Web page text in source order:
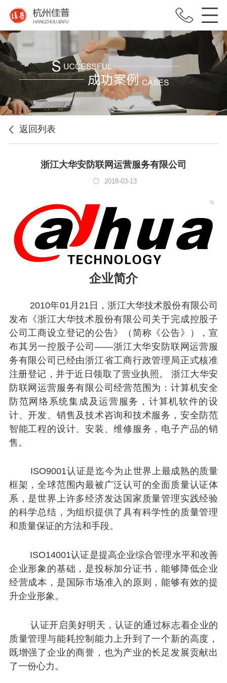
返回列表
浙江大华安防联网运营服务有限公司
2018-03-13
企业简介
2010年01月21日，浙江大华技术股份有限公司
发布《浙江大华技术股份有限公司关于完成控股子
公司工商设立登记的公告》（简称《公告》），宣
布其另一控股子公司——浙江大华安防联网运营服
务有限公司已经由浙江省工商行政管理局正式核准
注册登记，并于近日领取了营业执照。 浙江大华安
防联网运营服务有限公司经营范围为：计算机安全
防范网络系统集成及运营服务，计算机软件的设
计、开发、销售及技术咨询和技术服务，安全防范
智能工程的设计、安装、维修服务，电子产品的销
售。
ISO9001认证是迄今为止世界上最成熟的质量
框架，全球范围内最被广泛认可的全面质量认证体
系，是世界上许多经济发达国家质量管理实践经验
的科学总结，为组织提供了具有科学性的质量管理
和质量保证的方法和手段。
ISO14001认证是提高企业综合管理水平和改善
企业形象的基础，是投标加分证书，能够降低企业
经营成本，是国际市场准入的原则，能够有效的提
升企业形象。
认证开启美好明天， 认证的通过标志着企业的
质量管理与能耗控制能力上升到了一个新的高度，
既增强了企业的商誉，也为产业的长足发展贡献出
了一份心力。